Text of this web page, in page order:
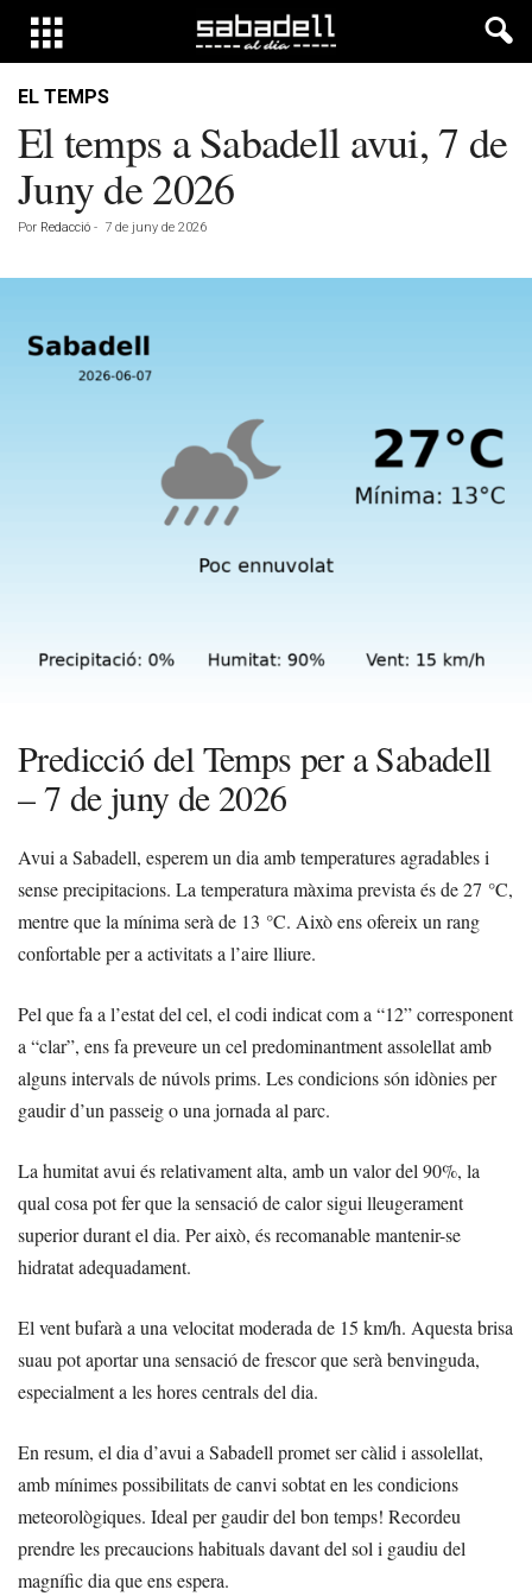
EL TEMPS
El temps a Sabadell avui, 7 de
Juny de 2026
Por Redacció - 7 de juny de 2026
Predicció del Temps per a Sabadell
– 7 de juny de 2026
Avui a Sabadell, esperem un dia amb temperatures agradables i
sense precipitacions. La temperatura màxima prevista és de 27 °C,
mentre que la mínima serà de 13 °C. Això ens ofereix un rang
confortable per a activitats a l’aire lliure.
Pel que fa a l’estat del cel, el codi indicat com a “12” corresponent
a “clar”, ens fa preveure un cel predominantment assolellat amb
alguns intervals de núvols prims. Les condicions són idònies per
gaudir d’un passeig o una jornada al parc.
La humitat avui és relativament alta, amb un valor del 90%, la
qual cosa pot fer que la sensació de calor sigui lleugerament
superior durant el dia. Per això, és recomanable mantenir-se
hidratat adequadament.
El vent bufarà a una velocitat moderada de 15 km/h. Aquesta brisa
suau pot aportar una sensació de frescor que serà benvinguda,
especialment a les hores centrals del dia.
En resum, el dia d’avui a Sabadell promet ser càlid i assolellat,
amb mínimes possibilitats de canvi sobtat en les condicions
meteorològiques. Ideal per gaudir del bon temps! Recordeu
prendre les precaucions habituals davant del sol i gaudiu del
magnífic dia que ens espera.